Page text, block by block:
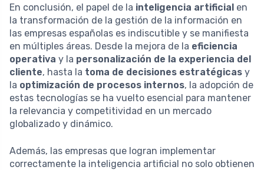
En conclusión, el papel de la inteligencia artificial en
la transformación de la gestión de la información en
las empresas españolas es indiscutible y se manifiesta
en múltiples áreas. Desde la mejora de la eficiencia
operativa y la personalización de la experiencia del
cliente, hasta la toma de decisiones estratégicas y
la optimización de procesos internos, la adopción de
estas tecnologías se ha vuelto esencial para mantener
la relevancia y competitividad en un mercado
globalizado y dinámico.
Además, las empresas que logran implementar
correctamente la inteligencia artificial no solo obtienen